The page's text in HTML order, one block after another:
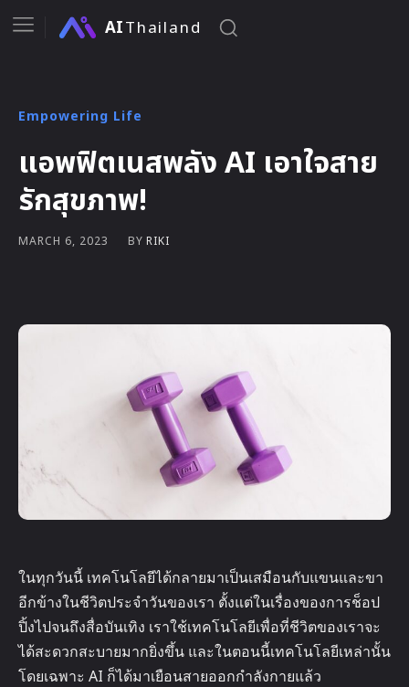
AIThailand
Empowering Life
แอพฟิตเนสพลัง AI เอาใจสาย
รักสุขภาพ!
MARCH 6, 2023 BY RIKI
ในทุกวันนี้ เทคโนโลยีได้กลายมาเป็นเสมือนกับแขนและขา
อีกข้างในชีวิตประจำวันของเรา ตั้งแต่ในเรื่องของการช็อป
ปิ้งไปจนถึงสื่อบันเทิง เราใช้เทคโนโลยีเพื่อที่ชีวิตของเราจะ
ได้สะดวกสะบายมากยิ่งขึ้น และในตอนนี้เทคโนโลยีเหล่านั้น
โดยเฉพาะ AI ก็ได้มาเยือนสายออกกำลังกายแล้ว